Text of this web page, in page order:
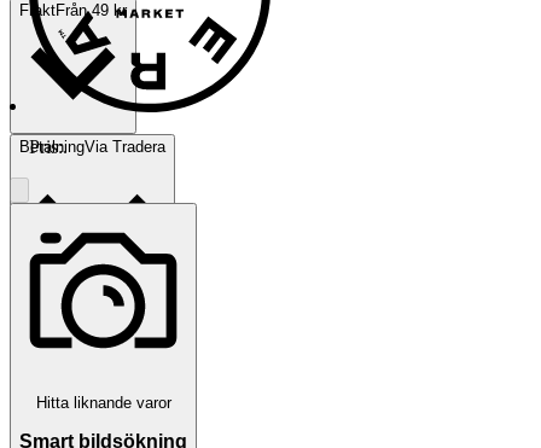
FraktFrån 49 kr
BetalningVia Tradera
Traderas köparskydd
Pris:.
Hitta liknande varor
Smart bildsökning